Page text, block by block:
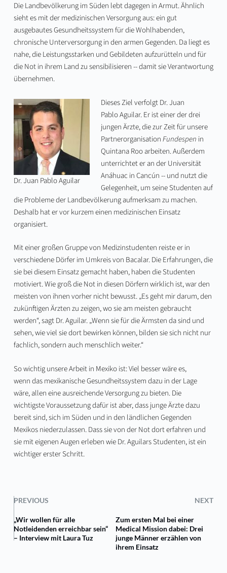
Die Landbevölkerung im Süden lebt dagegen in Armut. Ähnlich
sieht es mit der medizinischen Versorgung aus: ein gut
ausgebautes Gesundheitssystem für die Wohlhabenden,
chronische Unterversorgung in den armen Gegenden. Da liegt es
nahe, die Leistungsstarken und Gebildeten aufzurütteln und für
die Not in ihrem Land zu sensibilisieren -- damit sie Verantwortung
übernehmen.
Dr. Juan Pablo Aguilar
Dieses Ziel verfolgt Dr. Juan
Pablo Aguilar. Er ist einer der drei
jungen Ärzte, die zur Zeit für unsere
PartnerorganisationFundespen in
Quintana Roo arbeiten. Außerdem
unterrichtet er an der Universität
Anáhuac in Cancún -- und nutzt die
Gelegenheit, um seine Studenten auf
die Probleme der Landbevölkerung aufmerksam zu machen.
Deshalb hat er vor kurzem einen medizinischen Einsatz
organisiert.
Mit einer großen Gruppe von Medizinstudenten reiste er in
verschiedene Dörfer im Umkreis von Bacalar. Die Erfahrungen, die
sie bei diesem Einsatz gemacht haben, haben die Studenten
motiviert. Wie groß die Not in diesen Dörfern wirklich ist, war den
meisten von ihnen vorher nicht bewusst. „Es geht mir darum, den
zukünftigen Ärzten zu zeigen, wo sie am meisten gebraucht
werden“, sagt Dr. Aguilar. „Wenn sie für die Ärmsten da sind und
sehen, wie viel sie dort bewirken können, bilden sie sich nicht nur
fachlich, sondern auch menschlich weiter.“
So wichtig unsere Arbeit in Mexiko ist: Viel besser wäre es,
wenn das mexikanische Gesundheitssystem dazu in der Lage
wäre, allen eine ausreichende Versorgung zu bieten. Die
wichtigste Voraussetzung dafür ist aber, dass junge Ärzte dazu
bereit sind, sich im Süden und in den ländlichen Gegenden
Mexikos niederzulassen. Dass sie von der Not dort erfahren und
sie mit eigenen Augen erleben wie Dr. Aguilars Studenten, ist ein
wichtiger erster Schritt.
PREVIOUS NEXT
„Wir wollen für alle
Notleidenden erreichbar sein“
– Interview mit Laura Tuz
Zum ersten Mal bei einer
Medical Mission dabei: Drei
junge Männer erzählen von
ihrem Einsatz